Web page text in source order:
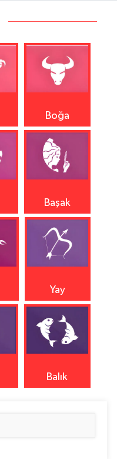
Boğa
Başak
Yay
Balık